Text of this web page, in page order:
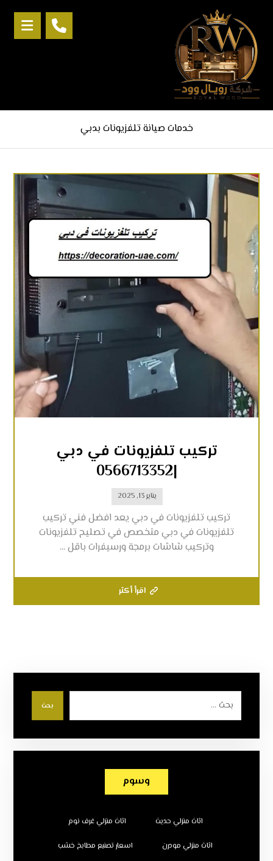
خدمات صيانة تلفزيونات بدبي
تركيب تلفزيونات في دبي
|0566713352
يناير 13, 2025
تركيب تلفزيونات في دبي يعد افضل فني تركيب
تلفزيونات في دبي متخصص في تصليح تلفزيونات
وتركيب شاشات برمجة ورسيفرات باقل ...
اقرأ أكثر
بحث
وسوم
اثاث منزلي حديث اثاث منزلي غرف نوم
اثاث منزلي مودرن اسعار تصنيع مطابخ خشب